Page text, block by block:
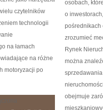
czytelników
technologii
na łamach
na różne
motoryzacji po
osobach,
o
pośrednikach
zrozumieć
Rynek
można
obejmuje